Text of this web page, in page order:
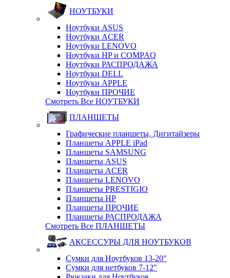
НОУТБУКИ
Ноутбуки ASUS
Ноутбуки ACER
Ноутбуки LENOVO
Ноутбуки HP и COMPAQ
Ноутбуки РАСПРОДАЖА
Ноутбуки DELL
Ноутбуки APPLE
Ноутбуки ПРОЧИЕ
Смотреть Все НОУТБУКИ
ПЛАНШЕТЫ
Графические планшеты, Дигитайзеры
Планшеты APPLE iPad
Планшеты SAMSUNG
Планшеты ASUS
Планшеты ACER
Планшеты LENOVO
Планшеты PRESTIGIO
Планшеты HP
Планшеты ПРОЧИЕ
Планшеты РАСПРОДАЖА
Смотреть Все ПЛАНШЕТЫ
АКСЕССУРЫ ДЛЯ НОУТБУКОВ
Сумки для Ноутбуков 13-20"
Сумки для нетбуков 7-12"